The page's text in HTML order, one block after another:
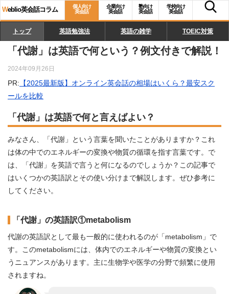
Weblio英会話コラム
個人向け
英会話
企業向け
英会話
塾向け
英会話
学校向け
英会話
トップ 英語勉強法 英語の雑学 TOEIC対策
「代謝」は英語で何という？例文付きで解説！
2024年09月26日
PR: 【2025最新版】オンライン英会話の相場はいくら？最安スク
ールを比較
「代謝」は英語で何と言えばよい？
みなさん、「代謝」という言葉を聞いたことがありますか？これ
は体の中でのエネルギーの変換や物質の循環を指す言葉です。で
は、「代謝」を英語で言うと何になるのでしょうか？この記事で
はいくつかの英語訳とその使い分けまで解説します。ぜひ参考に
してください。
「代謝」の英語訳①metabolism
代謝の英語訳として最も一般的に使われるのが「metabolism」で
す。このmetabolismには、体内でのエネルギーや物質の変換とい
うニュアンスがあります。主に生物学や医学の分野で頻繁に使用
されますね。